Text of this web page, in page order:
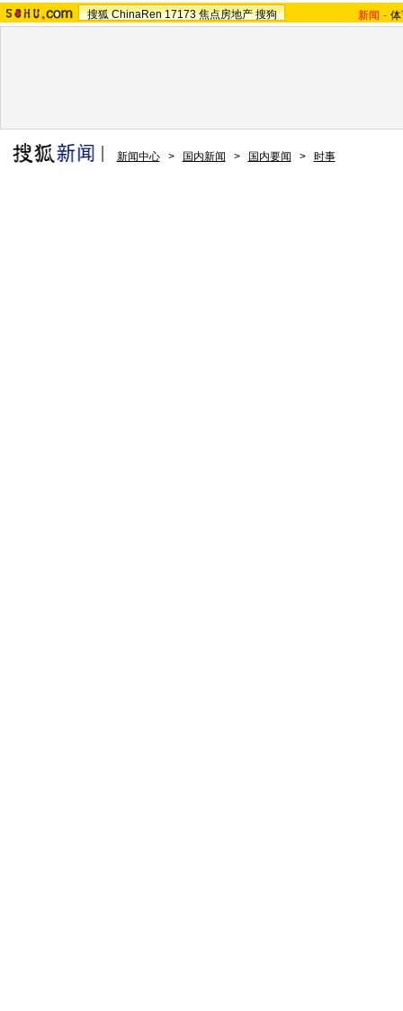
搜狐 ChinaRen 17173 焦点房地产 搜狗 新闻 -
新闻中心 > 国内新闻 > 国内要闻 > 时事